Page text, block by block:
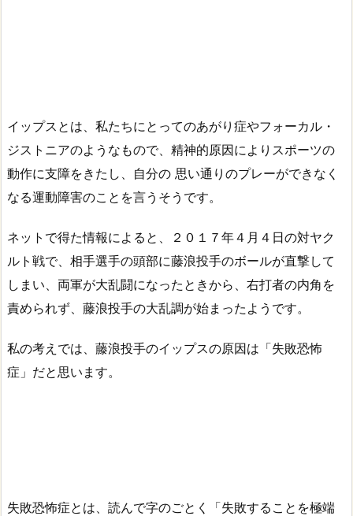
イップスとは、私たちにとってのあがり症やフォーカル・
ジストニアのようなもので、精神的原因によりスポーツの
動作に支障をきたし、自分の 思い通りのプレーができなく
なる運動障害のことを言うそうです。
ネットで得た情報によると、２０１７年４月４日の対ヤク
ルト戦で、相手選手の頭部に藤浪投手のボールが直撃して
しまい、両軍が大乱闘になったときから、右打者の内角を
責められず、藤浪投手の大乱調が始まったようです。
私の考えでは、藤浪投手のイップスの原因は「失敗恐怖
症」だと思います。
失敗恐怖症とは、読んで字のごとく「失敗することを極端